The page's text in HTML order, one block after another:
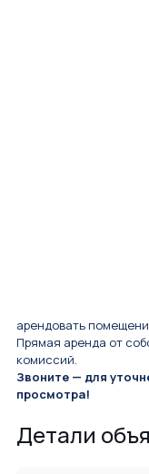
арендовать
Прямая аренда от
комиссий.
Звоните — для
просмотра!
Детали